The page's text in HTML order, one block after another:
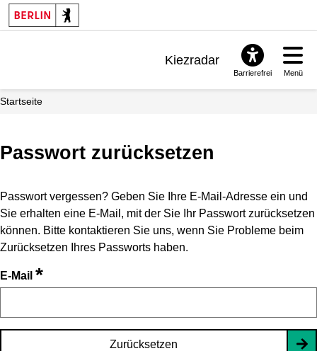
Kiezradar
Barrierefrei Menü
Startseite
Passwort zurücksetzen
Passwort vergessen? Geben Sie Ihre E-Mail-Adresse ein und
Sie erhalten eine E-Mail, mit der Sie Ihr Passwort zurücksetzen
können. Bitte kontaktieren Sie uns, wenn Sie Probleme beim
Zurücksetzen Ihres Passworts haben.
E-Mail *
Zurücksetzen